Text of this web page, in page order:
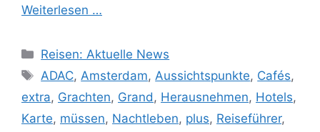
Weiterlesen …
Kategorien
Reisen: Aktuelle News
Schlagwörter
ADAC,Amsterdam,Aussichtspunkte, Cafés,
extra, Grachten, Grand, Herausnehmen, Hotels,
Karte, müssen, Nachtleben, plus, Reiseführer,